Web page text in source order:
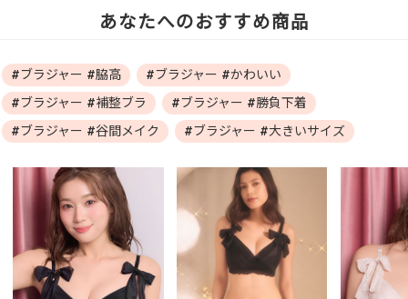
あなたへのおすすめ商品
#ブラジャー #脇高
#ブラジャー #かわいい
#ブラジャー #補整ブラ
#ブラジャー #勝負下着
#ブラジャー #谷間メイク
#ブラジャー #大きいサイズ